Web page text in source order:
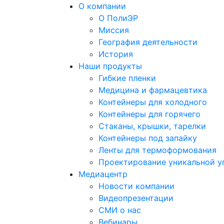
О компании
О ПолиЭР
Миссия
География деятельности
История
Наши продукты
Гибкие пленки
Медицина и фармацевтика
Контейнеры для холодного
Контейнеры для горячего
Стаканы, крышки, тарелки
Контейнеры под запайку
Ленты для термоформования
Проектирование уникальной
Медиацентр
Новости компании
Видеопрезентации
СМИ о нас
Вебинары